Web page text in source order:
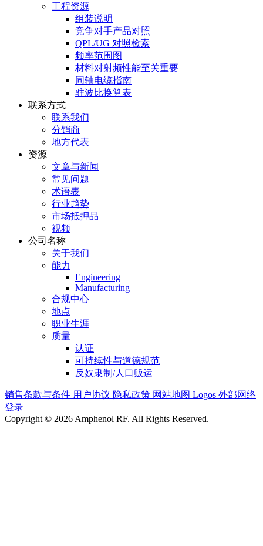
工程资源
组装说明
竞争对手产品对照
QPL/UG 对照检索
频率范围图
材料对射频性能至关重要
同轴电缆指南
驻波比换算表
联系方式
联系我们
分销商
地方代表
资源
文章与新闻
常见问题
术语表
行业趋势
市场抵押品
视频
公司名称
关于我们
能力
Engineering
Manufacturing
合规中心
地点
职业生涯
质量
认证
可持续性与道德规范
反奴隶制/人口贩运
销售条款与条件 用户协议 隐私政策 网站地图 Logos 外部网络
登录
Copyright © 2026 Amphenol RF. All Rights Reserved.